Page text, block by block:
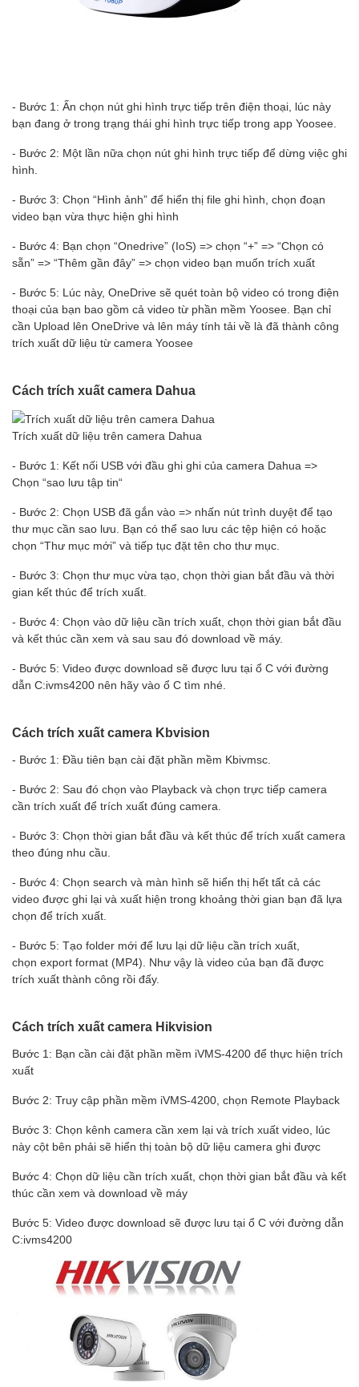
- Bước 1: Ấn chọn nút ghi hình trực tiếp trên điện thoại, lúc này
bạn đang ở trong trạng thái ghi hình trực tiếp trong app Yoosee.
- Bước 2: Một lần nữa chọn nút ghi hình trực tiếp để dừng việc ghi
hình.
- Bước 3: Chọn “Hình ảnh” để hiển thị file ghi hình, chọn đoạn
video bạn vừa thực hiện ghi hình
- Bước 4: Bạn chọn “Onedrive” (IoS) => chọn “+” => “Chọn có
sẵn” => “Thêm gần đây” => chọn video bạn muốn trích xuất
- Bước 5: Lúc này, OneDrive sẽ quét toàn bộ video có trong điện
thoại của bạn bao gồm cả video từ phần mềm Yoosee. Bạn chỉ
cần Upload lên OneDrive và lên máy tính tải về là đã thành công
trích xuất dữ liệu từ camera Yoosee
Cách trích xuất camera Dahua
Trích xuất dữ liệu trên camera Dahua
- Bước 1: Kết nối USB với đầu ghi ghi của camera Dahua =>
Chọn “sao lưu tập tin“
- Bước 2: Chọn USB đã gắn vào => nhấn nút trình duyệt để tạo
thư mục cần sao lưu. Bạn có thể sao lưu các tệp hiện có hoặc
chọn “Thư mục mới” và tiếp tục đặt tên cho thư mục.
- Bước 3: Chọn thư mục vừa tạo, chọn thời gian bắt đầu và thời
gian kết thúc để trích xuất.
- Bước 4: Chọn vào dữ liệu cần trích xuất, chọn thời gian bắt đầu
và kết thúc cần xem và sau sau đó download về máy.
- Bước 5: Video được download sẽ được lưu tại ổ C với đường
dẫn C:ivms4200 nên hãy vào ổ C tìm nhé.
Cách trích xuất camera Kbvision
- Bước 1: Đầu tiên bạn cài đặt phần mềm Kbivmsc.
- Bước 2: Sau đó chọn vào Playback và chọn trực tiếp camera
cần trích xuất để trích xuất đúng camera.
- Bước 3: Chọn thời gian bắt đầu và kết thúc để trích xuất camera
theo đúng nhu cầu.
- Bước 4: Chọn search và màn hình sẽ hiển thị hết tất cả các
video được ghi lại và xuất hiện trong khoảng thời gian bạn đã lựa
chọn để trích xuất.
- Bước 5: Tạo folder mới để lưu lại dữ liệu cần trích xuất,
chọn export format (MP4). Như vậy là video của bạn đã được
trích xuất thành công rồi đấy.
Cách trích xuất camera Hikvision
Bước 1: Bạn cần cài đặt phần mềm iVMS-4200 để thực hiện trích
xuất
Bước 2: Truy cập phần mềm iVMS-4200, chọn Remote Playback
Bước 3: Chọn kênh camera cần xem lại và trích xuất video, lúc
này cột bên phải sẽ hiển thị toàn bộ dữ liệu camera ghi được
Bước 4: Chọn dữ liệu cần trích xuất, chọn thời gian bắt đầu và kết
thúc cần xem và download về máy
Bước 5: Video được download sẽ được lưu tại ổ C với đường dẫn
C:ivms4200